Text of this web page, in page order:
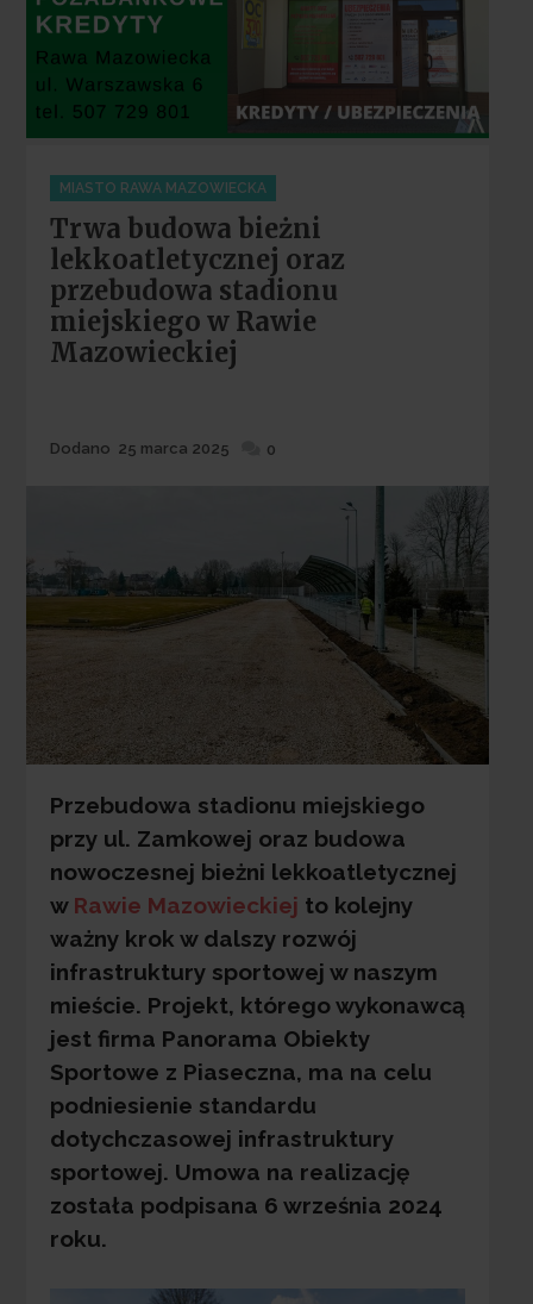
Categories
MIASTO RAWA MAZOWIECKA
Trwa budowa bieżni
lekkoatletycznej oraz
przebudowa stadionu
miejskiego w Rawie
Mazowieckiej
Dodane
Dodano 25 marca 2025 0
Przebudowa stadionu miejskiego
przy ul. Zamkowej oraz budowa
nowoczesnej bieżni lekkoatletycznej
w Rawie Mazowieckiej to kolejny
ważny krok w dalszy rozwój
infrastruktury sportowej w naszym
mieście. Projekt, którego wykonawcą
jest firma Panorama Obiekty
Sportowe z Piaseczna, ma na celu
podniesienie standardu
dotychczasowej infrastruktury
sportowej. Umowa na realizację
została podpisana 6 września 2024
roku.